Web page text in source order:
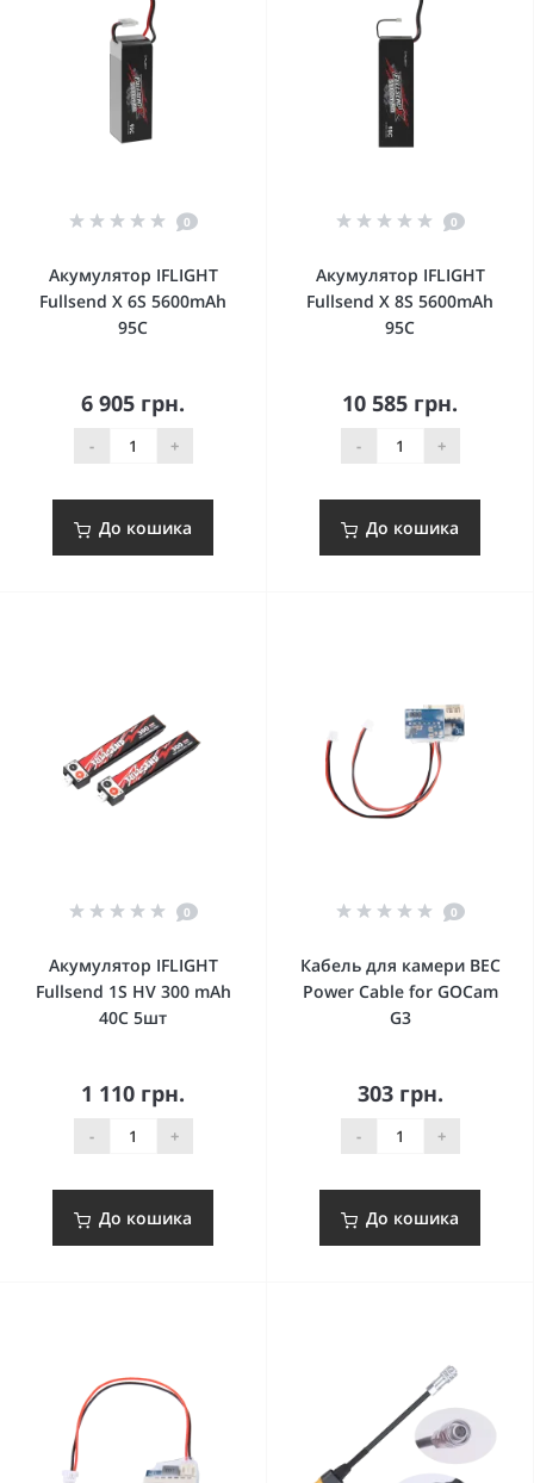
0
Акумулятор IFLIGHT
Fullsend X 6S 5600mAh
95C
6 905 грн.
- +
До кошика
0
Акумулятор IFLIGHT
Fullsend X 8S 5600mAh
95C
10 585 грн.
- +
До кошика
0
Акумулятор IFLIGHT
Fullsend 1S HV 300 mAh
40C 5шт
1 110 грн.
- +
До кошика
0
Кабель для камери BEC
Power Cable for GOCam
G3
303 грн.
- +
До кошика